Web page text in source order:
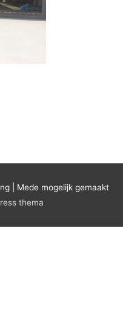
| Mede mogelijk gemaakt
thema